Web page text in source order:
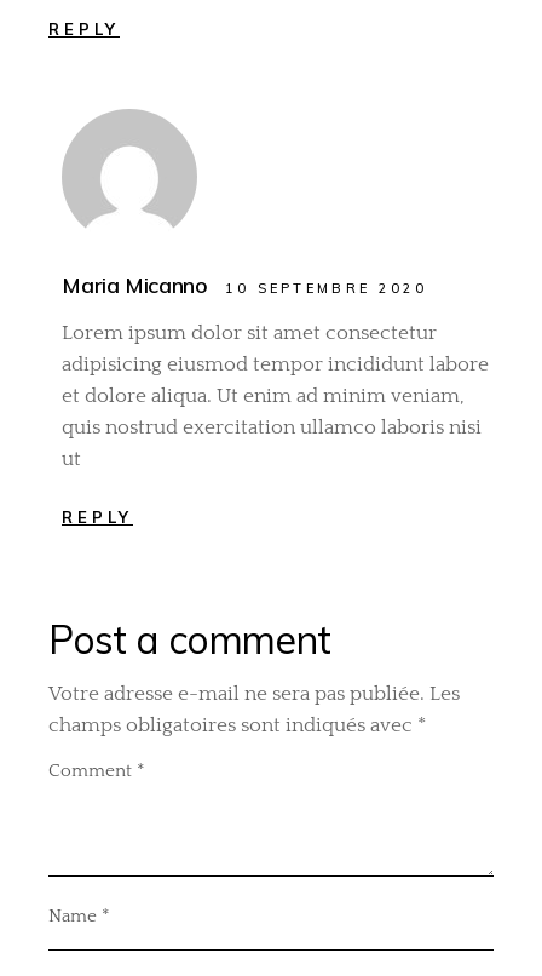
REPLY
Maria Micanno 10 SEPTEMBRE 2020
Lorem ipsum dolor sit amet consectetur
adipisicing eiusmod tempor incididunt labore
et dolore aliqua. Ut enim ad minim veniam,
quis nostrud exercitation ullamco laboris nisi
ut
REPLY
Post a comment
Votre adresse e-mail ne sera pas publiée. Les
champs obligatoires sont indiqués avec *